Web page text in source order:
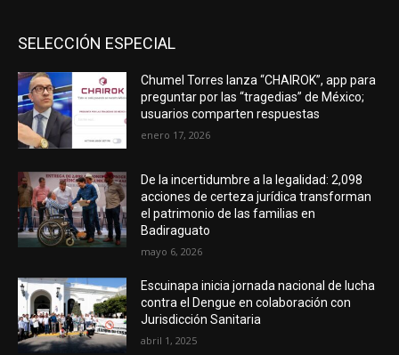
SELECCIÓN ESPECIAL
Chumel Torres lanza “CHAIROK”, app para
preguntar por las “tragedias” de México;
usuarios comparten respuestas
enero 17, 2026
De la incertidumbre a la legalidad: 2,098
acciones de certeza jurídica transforman
el patrimonio de las familias en
Badiraguato
mayo 6, 2026
Escuinapa inicia jornada nacional de lucha
contra el Dengue en colaboración con
Jurisdicción Sanitaria
abril 1, 2025